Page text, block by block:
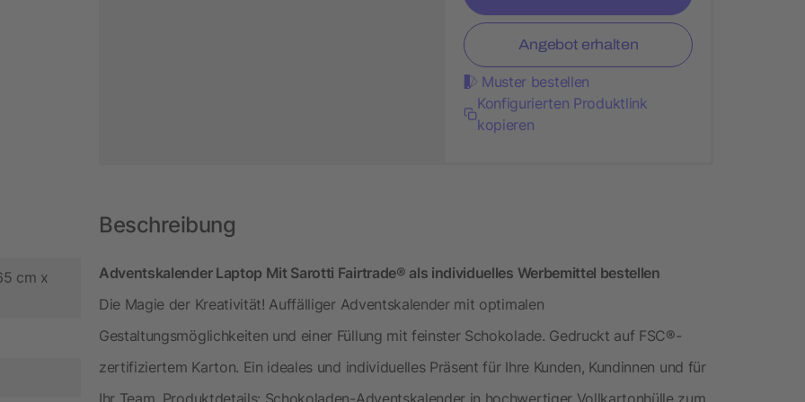
Angebot erhalten
Muster bestellen
Konfigurierten Produktlink
kopieren
cm x
Beschreibung
Adventskalender Laptop Mit Sarotti Fairtrade® als individuelles Werbemittel bestellen
Die Magie der Kreativität! Auffälliger Adventskalender mit optimalen
Gestaltungsmöglichkeiten und einer Füllung mit feinster Schokolade. Gedruckt auf FSC®-
zertifiziertem Karton. Ein ideales und individuelles Präsent für Ihre Kunden, Kundinnen und für
Ihr Team. Produktdetails: Schokoladen-Adventskalender in hochwertiger Vollkartonhülle zum